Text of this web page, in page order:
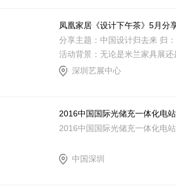
凤凰家居《设计下午茶》5月分
分享主题：中国设计归去来 归
活动背景：无论是米兰家具展
深圳艺展中心
2016中国国际光储充一体化电
2016中国国际光储充一体化电
中国深圳